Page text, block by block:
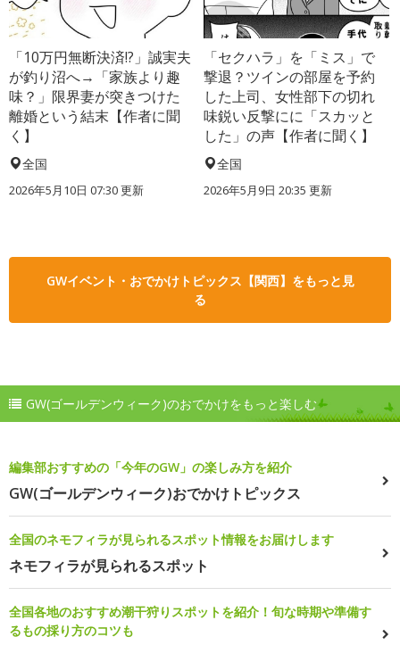
「10万円無断決済!?」誠実夫
が釣り沼へ→「家族より趣
味？」限界妻が突きつけた
離婚という結末【作者に聞
く】
全国
2026年5月10日 07:30 更新
「セクハラ」を「ミス」で
撃退？ツインの部屋を予約
した上司、女性部下の切れ
味鋭い反撃にに「スカッと
した」の声【作者に聞く】
全国
2026年5月9日 20:35 更新
GWイベント・おでかけトピックス【関西】をもっと見
る
GW(ゴールデンウィーク)のおでかけをもっと楽しむ
編集部おすすめの「今年のGW」の楽しみ方を紹介
GW(ゴールデンウィーク)おでかけトピックス
全国のネモフィラが見られるスポット情報をお届けします
ネモフィラが見られるスポット
全国各地のおすすめ潮干狩りスポットを紹介！旬な時期や準備す
るもの採り方のコツも